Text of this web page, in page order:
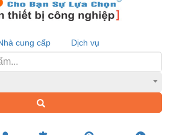
cung cấp Dịch vụ